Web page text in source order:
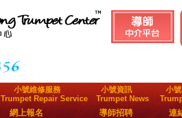
小號維修服務
Trumpet Repair Service
小號資訊
Trumpet News
小
網上報名 導師招聘 連